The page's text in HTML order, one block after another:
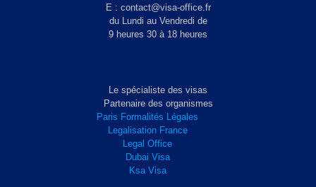
E : contact@visa-office.fr
du Lundi au Vendredi de
9 heures 30 à 18 heures
Le spécialiste des visas
Partenaire des organismes
Paris Formalités Légales
Legalisation France
Legal Office
Dubai Visa
Ksa Visa